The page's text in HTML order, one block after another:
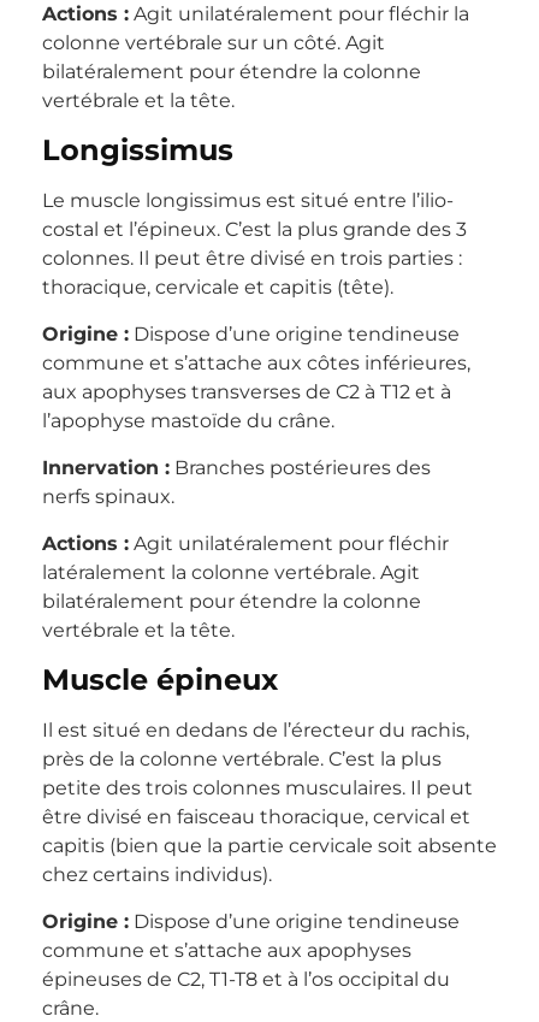
Actions : Agit unilatéralement pour fléchir la
colonne vertébrale sur un côté. Agit
bilatéralement pour étendre la colonne
vertébrale et la tête.
Longissimus
Le muscle longissimus est situé entre l’ilio-
costal et l’épineux. C’est la plus grande des 3
colonnes. Il peut être divisé en trois parties :
thoracique, cervicale et capitis (tête).
Origine : Dispose d’une origine tendineuse
commune et s’attache aux côtes inférieures,
aux apophyses transverses de C2 à T12 et à
l’apophyse mastoïde du crâne.
Innervation : Branches postérieures des
nerfs spinaux.
Actions : Agit unilatéralement pour fléchir
latéralement la colonne vertébrale. Agit
bilatéralement pour étendre la colonne
vertébrale et la tête.
Muscle épineux
Il est situé en dedans de l’érecteur du rachis,
près de la colonne vertébrale. C’est la plus
petite des trois colonnes musculaires. Il peut
être divisé en faisceau thoracique, cervical et
capitis (bien que la partie cervicale soit absente
chez certains individus).
Origine : Dispose d’une origine tendineuse
commune et s’attache aux apophyses
épineuses de C2, T1-T8 et à l’os occipital du
crâne.